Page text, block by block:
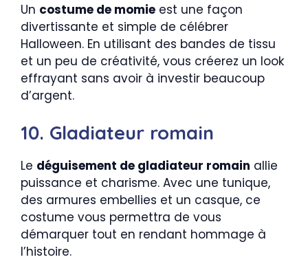
Un costume de momie est une façon
divertissante et simple de célébrer
Halloween. En utilisant des bandes de tissu
et un peu de créativité, vous créerez un look
effrayant sans avoir à investir beaucoup
d’argent.
10. Gladiateur romain
Le déguisement de gladiateur romain allie
puissance et charisme. Avec une tunique,
des armures embellies et un casque, ce
costume vous permettra de vous
démarquer tout en rendant hommage à
l’histoire.